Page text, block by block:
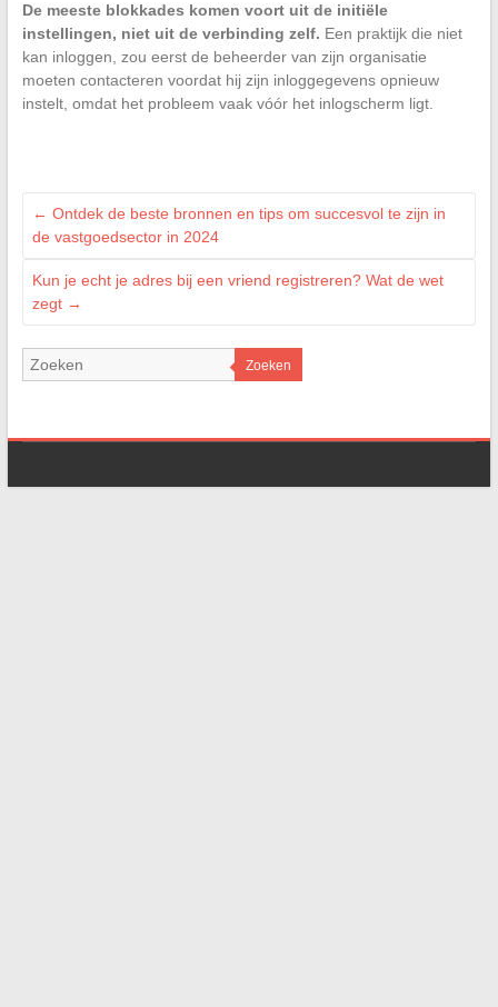
De meeste blokkades komen voort uit de initiële
instellingen, niet uit de verbinding zelf. Een praktijk die niet
kan inloggen, zou eerst de beheerder van zijn organisatie
moeten contacteren voordat hij zijn inloggegevens opnieuw
instelt, omdat het probleem vaak vóór het inlogscherm ligt.
← Ontdek de beste bronnen en tips om succesvol te zijn in
de vastgoedsector in 2024
Kun je echt je adres bij een vriend registreren? Wat de wet
zegt →
Zoeken